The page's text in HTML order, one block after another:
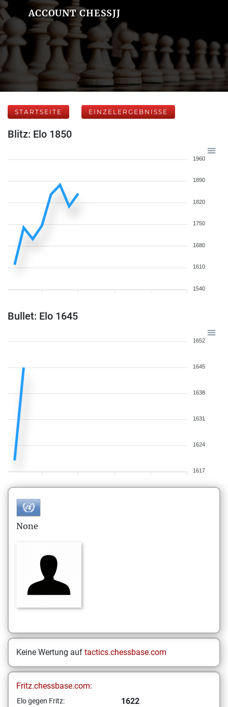
ACCOUNT CHESSJJ
STARTSEITE EINZELERGEBNISSE
Blitz: Elo 1850
1960
1890
1820
1750
1680
1610
1540
Bullet: Elo 1645
1652
1645
1638
1631
1624
1617
None
Keine Wertung auf tactics.chessbase.com
Fritz.chessbase.com:
Elo gegen Fritz: 1622